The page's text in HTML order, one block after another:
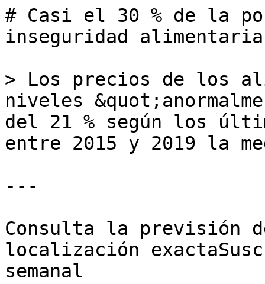
# Casi el 30 % de la
inseguridad
> Los precios de los
niveles
del 21 % según los
entre 2015 y 2019 la
---
Consulta la previsión
localización
semanal